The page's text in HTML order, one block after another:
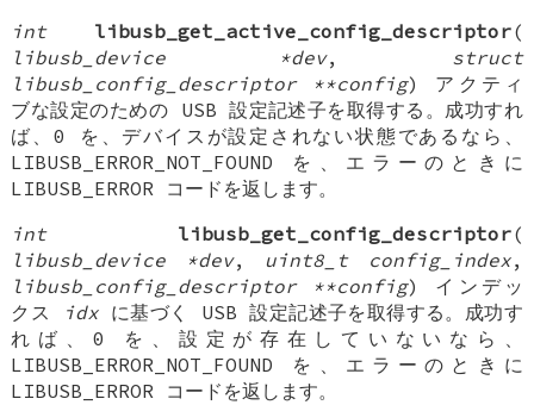
int
libusb_get_active_config_descriptor(
libusb_device *dev, struct
libusb_config_descriptor **config) アクティ
ブな設定のための USB 設定記述子を取得する。成功すれ
ば、0 を、デバイスが設定されない状態であるなら、
LIBUSB_ERROR_NOT_FOUND を、エラーのときに
LIBUSB_ERROR コードを返します。
int
libusb_get_config_descriptor(
libusb_device *dev, uint8_t config_index,
libusb_config_descriptor **config) インデッ
クス
idxに基づく USB 設定記述子を取得する。成功す
れば、0 を、設定が存在していないなら、
LIBUSB_ERROR_NOT_FOUND を、エラーのときに
LIBUSB_ERROR コードを返します。